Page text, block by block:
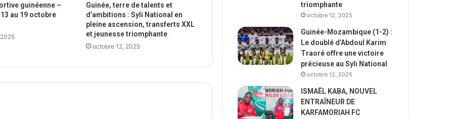
guinéenne –
au 19 octobre
Guinée, terre de talents et
d’ambitions : Syli National en
pleine ascension, transferts XXL
et jeunesse triomphante
octobre 12, 2025
triomphante
octobre 12, 2025
Guinée-Mozambique (1-2) :
Le doublé d’Abdoul Karim
Traoré offre une victoire
précieuse au Syli National
octobre 12, 2025
ISMAËL KABA, NOUVEL
ENTRAÎNEUR DE
KARFAMORIAH FC